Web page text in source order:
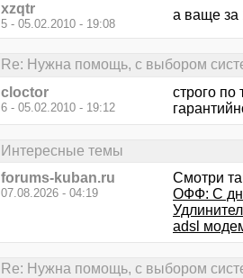
xzqtr
5 - 05.02.2010 - 19:08
а ваще за
Re: Нужна помощь, с выбором
cloctor
6 - 05.02.2010 - 19:12
строго
Интересные темы
forums-kuban.ru
07.08.2026 - 04:19
Смотри
ОФФ: С
adsl
Re: Нужна помощь, с выбором